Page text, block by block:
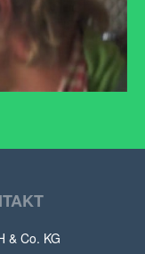
& Co. KG